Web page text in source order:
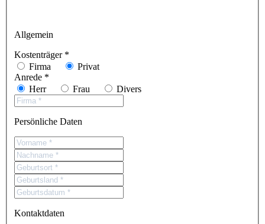
Allgemein
Kostenträger *
Firma
Privat
Anrede *
Herr
Frau Divers
Persönliche Daten
Kontaktdaten